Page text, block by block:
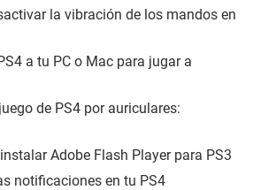
la vibración de los mandos en
a tu PC o Mac para jugar a
de PS4 por auriculares:
Adobe Flash Player para PS3
notificaciones en tu PS4